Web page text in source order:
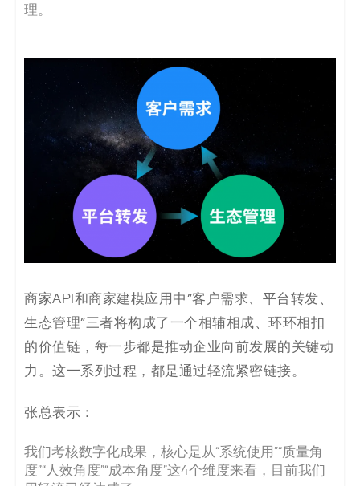
理。
商家API和商家建模应用中”客户需求、平台转发、
生态管理”三者将构成了一个相辅相成、环环相扣
的价值链，每一步都是推动企业向前发展的关键动
力。这一系列过程，都是通过轻流紧密链接。
张总表示：
我们考核数字化成果，核心是从“系统使用”“质量角
度”“人效角度”“成本角度”这4个维度来看，目前我们